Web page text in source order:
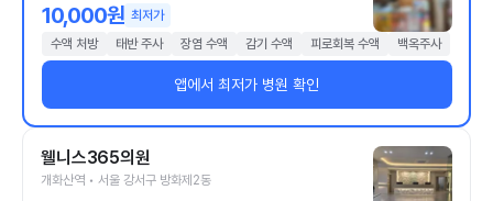
10,000원 최저가
수액 처방
태반 주사 장염 수액 감기 수액 피로회복 수액 백옥주사
앱에서 최저가 병원 확인
웰니스365의원
개화산역 • 서울 강서구 방화제2동